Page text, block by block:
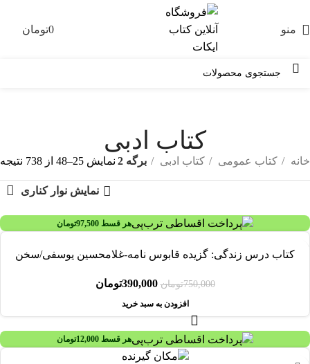
منو 0تومان
کتاب ادبی
خانه کتاب عمومی کتاب ادبی برگه 2 نمایش 25–48 از 738 نتیجه
نمایش نوار کناری
هر قسط 97,500تومان
کتاب درس زندگی: گزیده قابوس نامه-غلامحسین یوسفی/سخن
750,000تومان 390,000تومان
افزودن به سبد خرید
هر قسط 12,000تومان